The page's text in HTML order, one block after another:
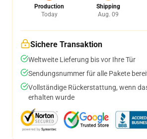
Production
Today
Shipping
Aug. 09
Sichere Transaktion
Weltweite Lieferung bis vor Ihre Tür
Sendungsnummer für alle Pakete
Vollständige Rückerstattung, wenn
erhalten wurde